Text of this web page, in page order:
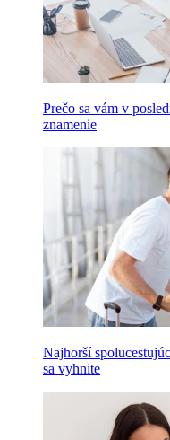
Prečo sa vám v
znamenie
Najhorší
sa vyhnite